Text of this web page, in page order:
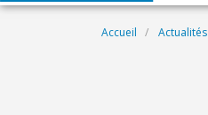
Fil d'Ariane
Accueil Actualités